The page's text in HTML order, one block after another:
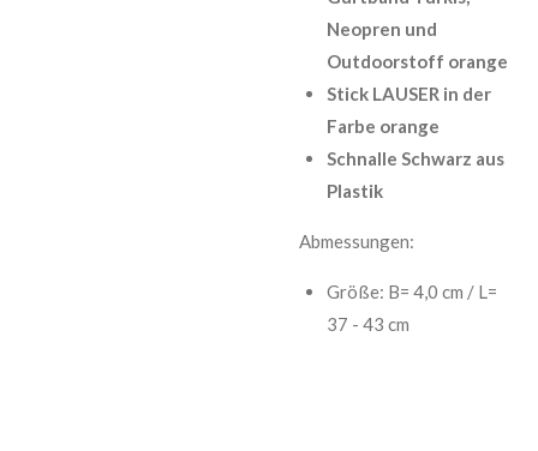
Neopren und
Outdoorstoff orange
Stick LAUSER in der
Farbe orange
Schnalle Schwarz aus
Plastik
Abmessungen:
Größe: B= 4,0 cm / L=
37 - 43 cm